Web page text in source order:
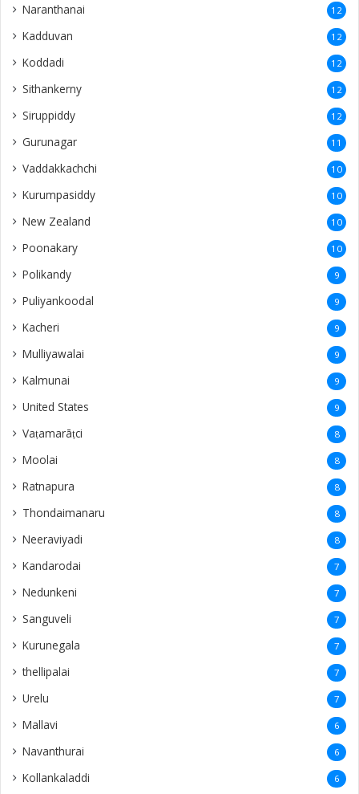
Naranthanai 12
Kadduvan 12
Koddadi 12
Sithankerny 12
Siruppiddy 12
Gurunagar 11
Vaddakkachchi 10
Kurumpasiddy 10
New Zealand 10
Poonakary 10
Polikandy 9
Puliyankoodal 9
Kacheri 9
Mulliyawalai 9
Kalmunai 9
United States 9
Vaṭamarāṭci 8
Moolai 8
Ratnapura 8
Thondaimanaru 8
Neeraviyadi 8
Kandarodai 7
Nedunkeni 7
Sanguveli 7
Kurunegala 7
thellipalai 7
Urelu 7
Mallavi 6
Navanthurai 6
Kollankaladdi 6